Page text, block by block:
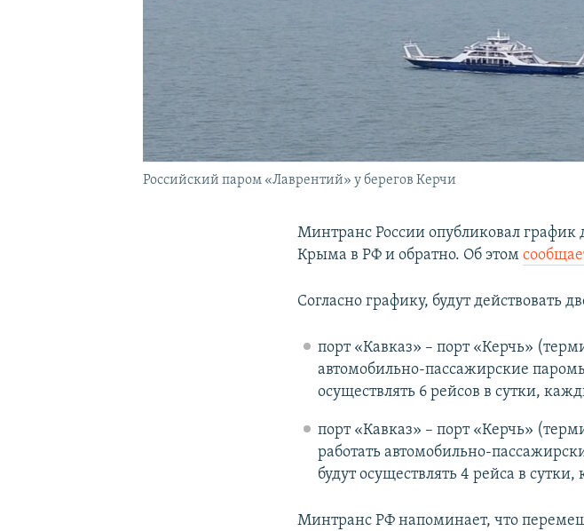
Российский паром «Лаврентий» у берегов Керчи
Минтранс России опубликовал
Крыма в РФ и обратно. Об этом
Согласно графику, будут действовать
порт «Кавказ» – порт «Керчь»
автомобильно-пассажирские
осуществлять 6 рейсов в сутки,
порт «Кавказ» – порт «Керчь»
работать автомобильно-
будут осуществлять 4 рейса в
Минтранс РФ напоминает, что